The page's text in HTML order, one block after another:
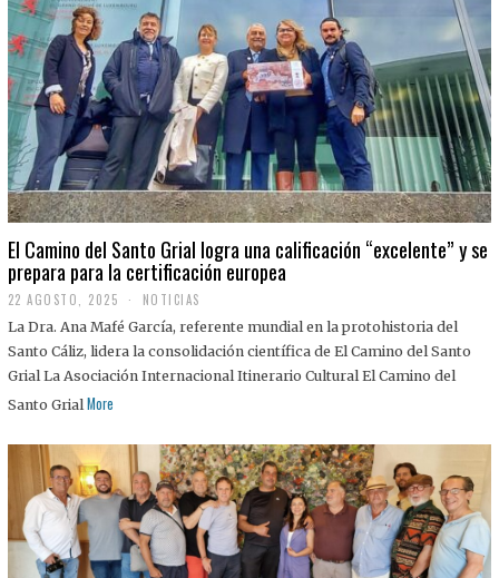
El Camino del Santo Grial logra una calificación “excelente” y se
prepara para la certificación europea
22 AGOSTO, 2025
2
A
G
O
S
2
5
NOTICIAS
La Dra. Ana Mafé García, referente mundial en la protohistoria del
Santo Cáliz, lidera la consolidación científica de El Camino del Santo
Grial La Asociación Internacional Itinerario Cultural El Camino del
Santo Grial More